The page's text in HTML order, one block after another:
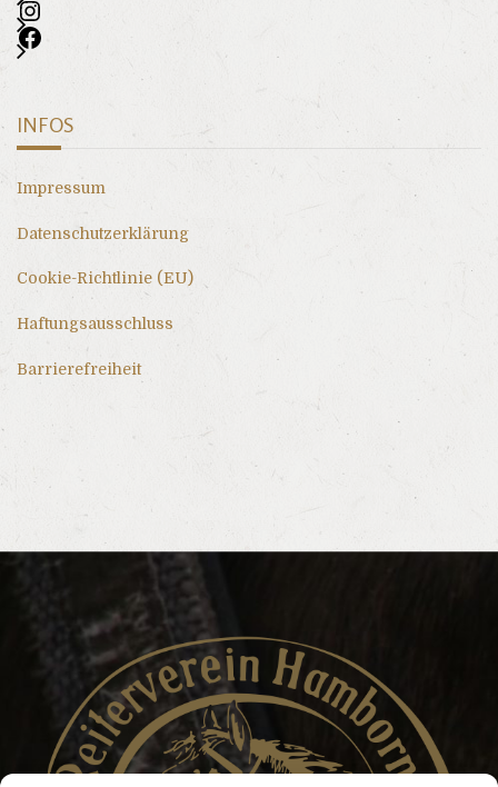
INFOS
Impressum
Datenschutzerklärung
Cookie-Richtlinie (EU)
Haftungsausschluss
Barrierefreiheit